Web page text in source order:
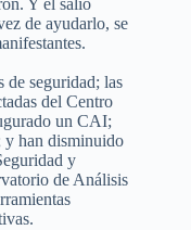
Y él salió
de ayudarlo, se
de seguridad; las
del Centro
un CAI;
y han disminuido
y
de Análisis